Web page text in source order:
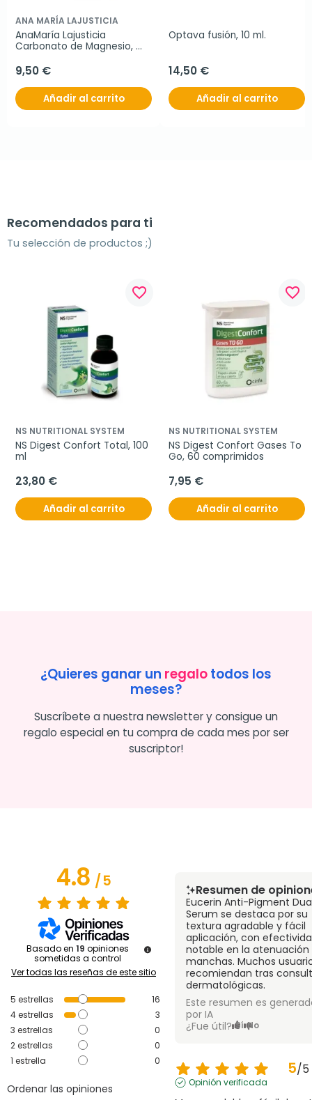
ANA MARÍA LAJUSTICIA
AnaMaría Lajusticia
Carbonato de Magnesio,
9,50 €
Añadir al carrito
Optava fusión, 10 ml.
14,50 €
Añadir al carrito
Recomendados para ti
Tu selección de productos ;)
favorite_border
NS NUTRITIONAL SYSTEM
NS Digest Confort Total, 100
ml
23,80 €
Añadir al carrito
favorite_border
NS NUTRITIONAL SYSTEM
NS Digest Confort Gases To
Go, 60 comprimidos
7,95 €
Añadir al carrito
¿Quieres ganar un regalotodos los
meses?
Suscríbete a nuestra newsletter y consigue un
regalo especial en tu compra de cada mes por ser
suscriptor!
4.8/5
Basado en 19 opiniones
sometidas a control
Ver todas las reseñas de este sitio
5 estrellas
16
4estrellas
3
3 estrellas
0
2estrellas
0
1 estrella 0
Ordenar las opiniones
Resumen de
Eucerin Anti-Pigment
Serum se destaca por su
textura agradable y fácil
aplicación, con
notable en la atenuación
manchas. Muchos
recomiendan tras
dermatológicas.
Este resumen es
por IA
¿Fue útil? Sí No
5/5
Opinión verificada